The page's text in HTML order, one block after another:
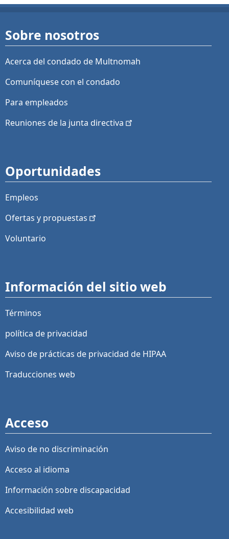
Sobre nosotros
Acerca del condado de Multnomah
Comuníquese con el condado
Para empleados
Reuniones de la junta directiva
Oportunidades
Empleos
Ofertas y propuestas
Voluntario
Información del sitio web
Términos
política de privacidad
Aviso de prácticas de privacidad de HIPAA
Traducciones web
Acceso
Aviso de no discriminación
Acceso al idioma
Información sobre discapacidad
Accesibilidad web